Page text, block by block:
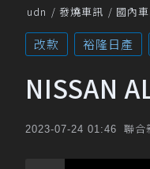
udn 發燒車訊 國內
改款 裕隆日產
NISSAN
2023-07-24 01:46 聯合